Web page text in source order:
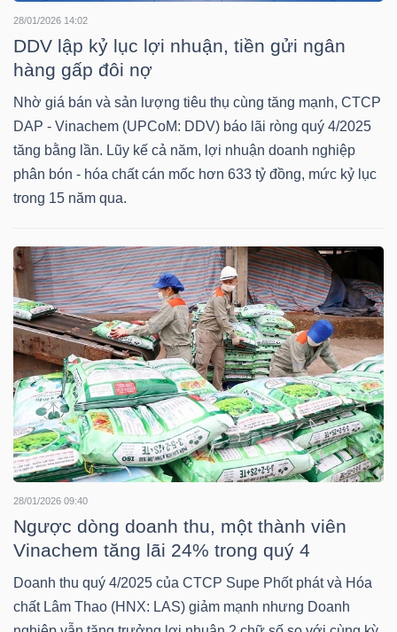
28/01/2026 14:02
DDV lập kỷ lục lợi nhuận, tiền gửi ngân
hàng gấp đôi nợ
Nhờ giá bán và sản lượng tiêu thụ cùng tăng mạnh, CTCP
DAP - Vinachem (UPCoM: DDV) báo lãi ròng quý 4/2025
tăng bằng lần. Lũy kế cả năm, lợi nhuận doanh nghiệp
phân bón - hóa chất cán mốc hơn 633 tỷ đồng, mức kỷ lục
trong 15 năm qua.
28/01/2026 09:40
Ngược dòng doanh thu, một thành viên
Vinachem tăng lãi 24% trong quý 4
Doanh thu quý 4/2025 của CTCP Supe Phốt phát và Hóa
chất Lâm Thao (HNX: LAS) giảm mạnh nhưng Doanh
ĐÔNG
DƯƠNG
TÀI
CHÍNH
CÁ
NHÂN
PHÂN
TÍCH
VIETSTOCKFINANCE
VĨ
MÔ
NGÀNH